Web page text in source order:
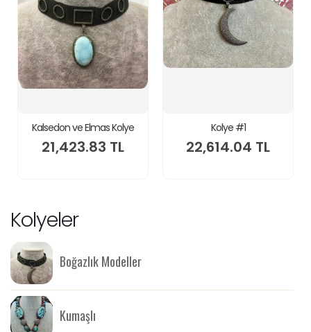
Kalsedon ve Elmas Kolye
21,423.83 TL
Kolye #1
22,614.04 TL
Kolyeler
Boğazlık Modeller
Kumaşlı